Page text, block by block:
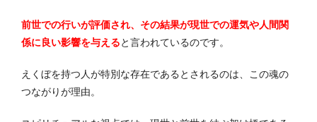
前世での行いが評価され、その結果が現世での運気や人間関
係に良い影響を与えると言われているのです。
えくぼを持つ人が特別な存在であるとされるのは、この魂の
つながりが理由。